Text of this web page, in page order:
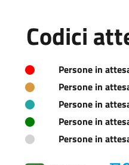
Codici
Persone in
Persone in
Persone in
Persone in
Persone in